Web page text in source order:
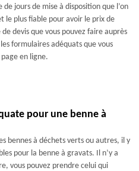
jours de mise à disposition que l’on
le plus fiable pour avoir le prix de
devis que vous pouvez faire auprès
formulaires adéquats que vous
en ligne.
pour une benne à
bennes à déchets verts ou autres, il y
pour la benne à gravats. Il n’y a
vous pouvez prendre celui qui